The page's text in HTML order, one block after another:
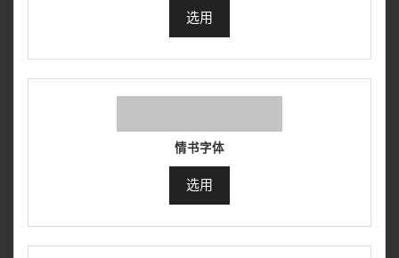
选用
情书字体
选用